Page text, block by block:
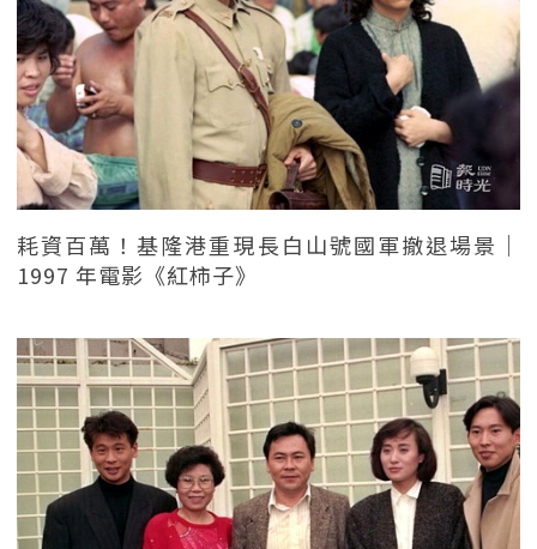
耗資百萬！基隆港重現長白山號國軍撤退場景｜
1997 年電影《紅柿子》